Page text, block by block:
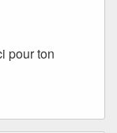
pour ton